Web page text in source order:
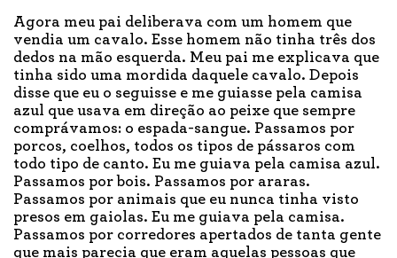
Agora meu pai deliberava com um homem que
vendia um cavalo. Esse homem não tinha três dos
dedos na mão esquerda. Meu pai me explicava que
tinha sido uma mordida daquele cavalo. Depois
disse que eu o seguisse e me guiasse pela camisa
azul que usava em direção ao peixe que sempre
comprávamos: o espada-sangue. Passamos por
porcos, coelhos, todos os tipos de pássaros com
todo tipo de canto. Eu me guiava pela camisa azul.
Passamos por bois. Passamos por araras.
Passamos por animais que eu nunca tinha visto
presos em gaiolas. Eu me guiava pela camisa.
Passamos por corredores apertados de tanta gente
que mais parecia que eram aquelas pessoas que